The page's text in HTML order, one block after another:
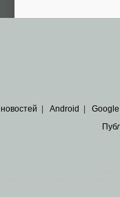
Android Google